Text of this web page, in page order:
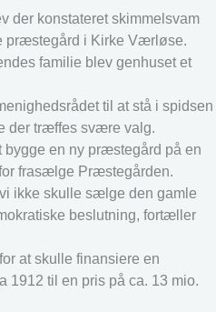
der konstateret skimmelsvam
præstegård i Kirke Værløse.
familie blev genhuset et
til at stå i spidsen
der træffes svære valg.
bygge en ny præstegård på en
frasælge Præstegården.
ikke skulle sælge den gamle
beslutning, fortæller
at skulle finansiere en
1912 til en pris på ca. 13 mio.